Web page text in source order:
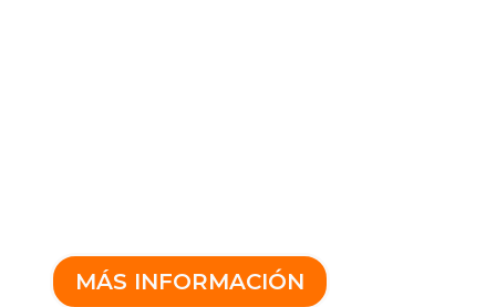
MÁS INFORMACIÓN